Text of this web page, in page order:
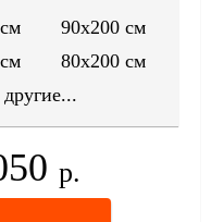
90x200 см
80x200 см
другие...
р.